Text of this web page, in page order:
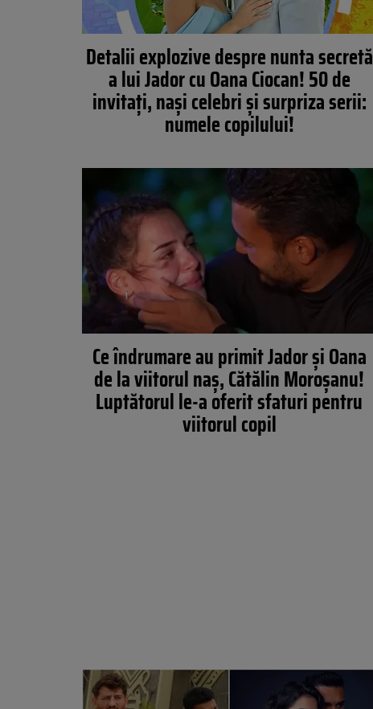
Detalii explozive despre nunta secretă
a lui Jador cu Oana Ciocan! 50 de
invitaţi, naşi celebri şi surpriza serii:
numele copilului!
Ce îndrumare au primit Jador și Oana
de la viitorul naș, Cătălin Moroșanu!
Luptătorul le-a oferit sfaturi pentru
viitorul copil